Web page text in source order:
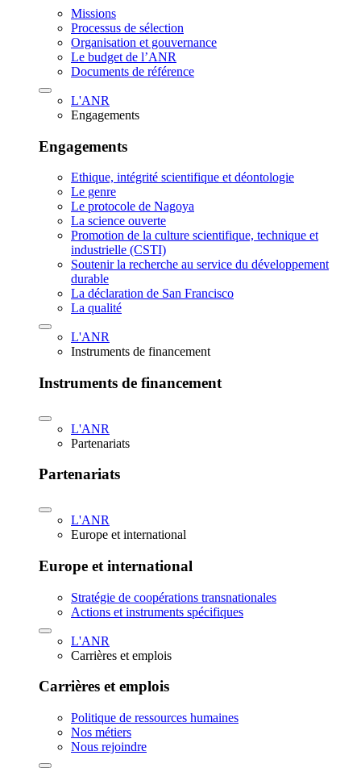
Missions
Processus de sélection
Organisation et gouvernance
Le budget de l’ANR
Documents de référence
L'ANR
Engagements
Engagements
Ethique, intégrité scientifique et déontologie
Le genre
Le protocole de Nagoya
La science ouverte
Promotion de la culture scientifique, technique et
industrielle (CSTI)
Soutenir la recherche au service du développement
durable
La déclaration de San Francisco
La qualité
L'ANR
Instruments de financement
Instruments de financement
L'ANR
Partenariats
Partenariats
L'ANR
Europe et international
Europe et international
Stratégie de coopérations transnationales
Actions et instruments spécifiques
L'ANR
Carrières et emplois
Carrières et emplois
Politique de ressources humaines
Nos métiers
Nous rejoindre